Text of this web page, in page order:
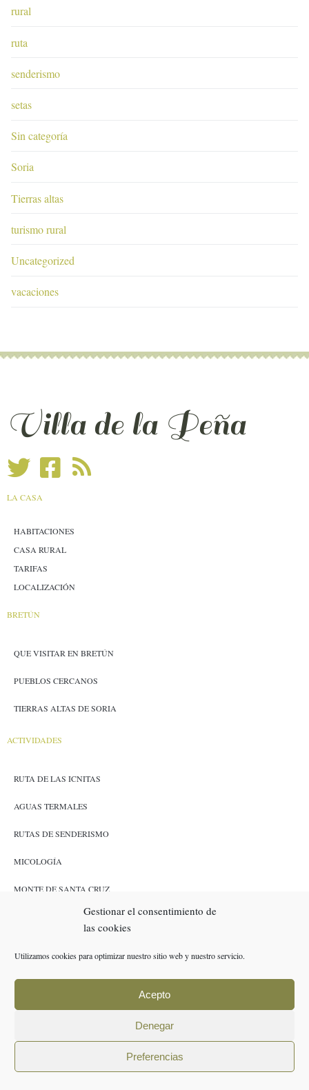
Gestionar el consentimiento de
las cookies
Utilizamos cookies para optimizar nuestro sitio web y nuestro servicio.
Acepto
Denegar
Preferencias
rural
ruta
senderismo
setas
Sin categoría
Soria
Tierras altas
turismo rural
Uncategorized
vacaciones
Villa de la Peña
LA CASA
HABITACIONES
CASA RURAL
TARIFAS
LOCALIZACIÓN
BRETÚN
QUE VISITAR EN BRETÚN
PUEBLOS CERCANOS
TIERRAS ALTAS DE SORIA
ACTIVIDADES
RUTA DE LAS ICNITAS
AGUAS TERMALES
RUTAS DE SENDERISMO
MICOLOGÍA
MONTE DE SANTA CRUZ
POLÍTICA DE COOKIES (UE)
AVISO LEGAL
POLÍTICA DE PRIVACIDAD